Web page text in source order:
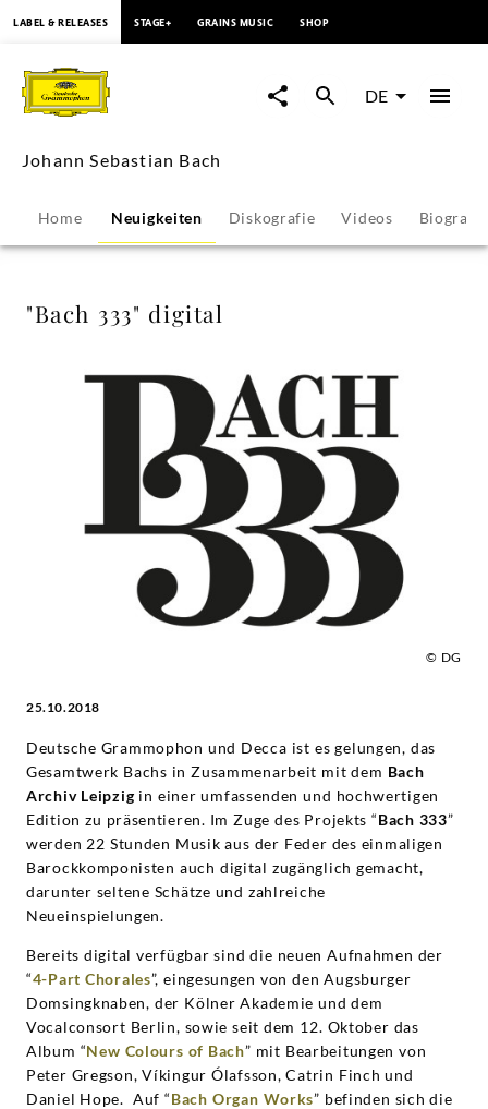
333"
digital
Johann
Sebastian
Deutsche
Grammophon
LABEL & RELEASES STAGE+ GRAINS MUSIC SHOP
DE
Johann Sebastian Bach
Home Neuigkeiten Diskografie Videos Biografie
"Bach 333" digital
© DG
25.10.2018
Deutsche Grammophon und Decca ist es gelungen, das
Gesamtwerk Bachs in Zusammenarbeit mit dem Bach
Archiv Leipzig in einer umfassenden und hochwertigen
Edition zu präsentieren. Im Zuge des Projekts “Bach 333”
werden 22 Stunden Musik aus der Feder des einmaligen
Barockkomponisten auch digital zugänglich gemacht,
darunter seltene Schätze und zahlreiche
Neueinspielungen.
Bereits digital verfügbar sind die neuen Aufnahmen der
“4-Part Chorales”, eingesungen von den Augsburger
Domsingknaben, der Kölner Akademie und dem
Vocalconsort Berlin, sowie seit dem 12. Oktober das
Album “New Colours of Bach” mit Bearbeitungen von
Peter Gregson, Víkingur Ólafsson, Catrin Finch und
Daniel Hope. Auf “Bach Organ Works” befinden sich die